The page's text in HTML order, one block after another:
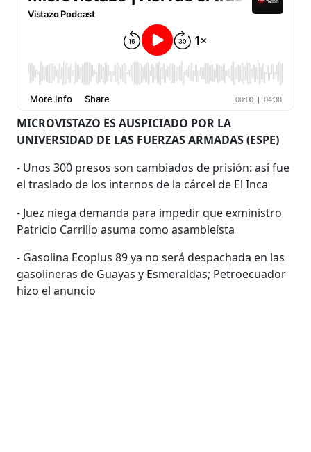
MICROVISTAZO ES AUSPICIADO POR LA
UNIVERSIDAD DE LAS FUERZAS ARMADAS (ESPE)
- Unos 300 presos son cambiados de prisión: así fue
el traslado de los internos de la cárcel de El Inca
- Juez niega demanda para impedir que exministro
Patricio Carrillo asuma como asambleísta
- Gasolina Ecoplus 89 ya no será despachada en las
gasolineras de Guayas y Esmeraldas; Petroecuador
hizo el anuncio